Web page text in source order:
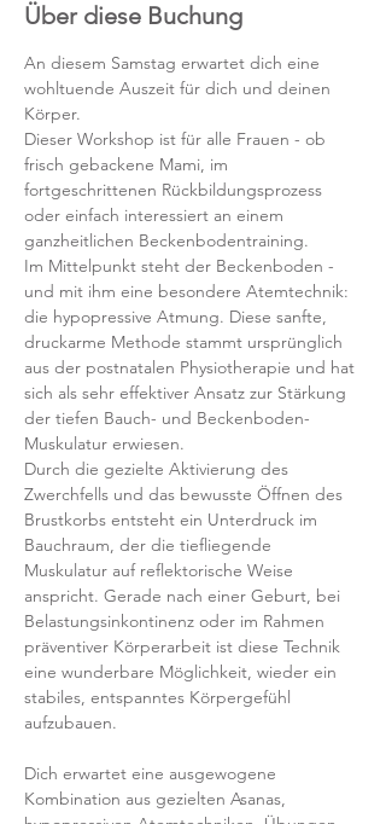
Über diese Buchung
An diesem Samstag erwartet dich eine
wohltuende Auszeit für dich und deinen
Körper.
Dieser Workshop ist für alle Frauen - ob
frisch gebackene Mami, im
fortgeschrittenen Rückbildungsprozess
oder einfach interessiert an einem
ganzheitlichen Beckenbodentraining.
Im Mittelpunkt steht der Beckenboden -
und mit ihm eine besondere Atemtechnik:
die hypopressive Atmung. Diese sanfte,
druckarme Methode stammt ursprünglich
aus der postnatalen Physiotherapie und hat
sich als sehr effektiver Ansatz zur Stärkung
der tiefen Bauch- und Beckenboden-
Muskulatur erwiesen.
Durch die gezielte Aktivierung des
Zwerchfells und das bewusste Öffnen des
Brustkorbs entsteht ein Unterdruck im
Bauchraum, der die tiefliegende
Muskulatur auf reflektorische Weise
anspricht. Gerade nach einer Geburt, bei
Belastungsinkontinenz oder im Rahmen
präventiver Körperarbeit ist diese Technik
eine wunderbare Möglichkeit, wieder ein
stabiles, entspanntes Körpergefühl
aufzubauen.
Dich erwartet eine ausgewogene
Kombination aus gezielten Asanas,